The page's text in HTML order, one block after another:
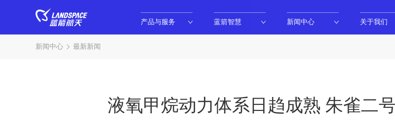
产品与服务 蓝箭智慧 新闻中心 关于我们
新闻中心 最新新闻
液氧甲烷动力体系日趋成熟 朱雀二